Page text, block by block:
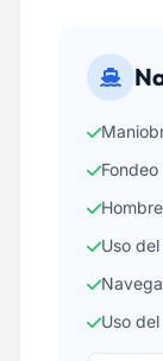
Uso
Uso